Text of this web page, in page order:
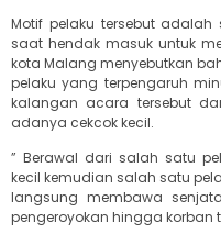
Motif pelaku tersebut
saat hendak masuk untuk
kota Malang menyebutkan
pelaku yang terpengaruh
kalangan acara tersebut
adanya cekcok kecil.
” Berawal dari salah satu
kecil kemudian salah satu
langsung membawa
pengeroyokan hingga korban